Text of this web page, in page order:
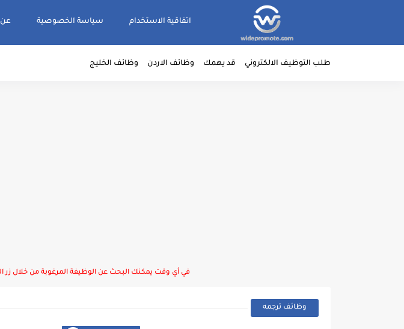
اتفاقية الاستخدام سياسة الخصوصية عن
طلب التوظيف الالكتروني قد يهمك وظائف الاردن وظائف الخليج
في أي وقت يمكنك البحث عن الوظيفة المرغوبة من خلال زر
وظائف ترجمه